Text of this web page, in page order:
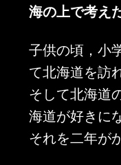
海の上で考え
子供の頃，小
て北海道を訪
そして北海道
海道が好きに
それを二年が